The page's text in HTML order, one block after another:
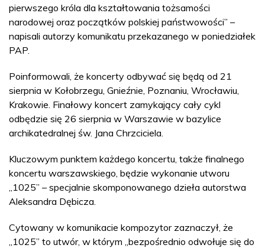
pierwszego króla dla kształtowania tożsamości
narodowej oraz początków polskiej państwowości” –
napisali autorzy komunikatu przekazanego w poniedziałek
PAP.
Poinformowali, że koncerty odbywać się będą od 21
sierpnia w Kołobrzegu, Gnieźnie, Poznaniu, Wrocławiu,
Krakowie. Finałowy koncert zamykający cały cykl
odbędzie się 26 sierpnia w Warszawie w bazylice
archikatedralnej św. Jana Chrzciciela.
Kluczowym punktem każdego koncertu, także finalnego
koncertu warszawskiego, będzie wykonanie utworu
„1025” – specjalnie skomponowanego dzieła autorstwa
Aleksandra Dębicza.
Cytowany w komunikacie kompozytor zaznaczył, że
„1025” to utwór, w którym „bezpośrednio odwołuje się do